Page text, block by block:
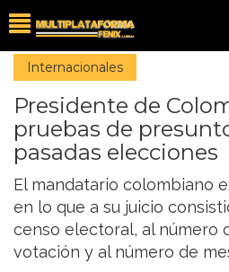
Internacionales
Presidente de
pruebas de
pasadas elecciones
El mandatario colombiano
en lo que a su juicio
censo electoral, al número
votación y al número de